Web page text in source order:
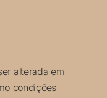
alterada em
condições